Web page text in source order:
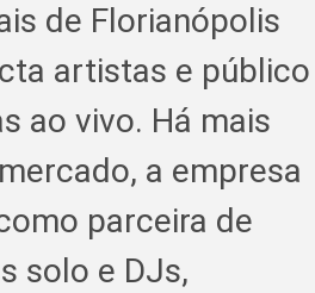
de Florianópolis
artistas e público
ao vivo. Há mais
a empresa
parceira de
solo e DJs,